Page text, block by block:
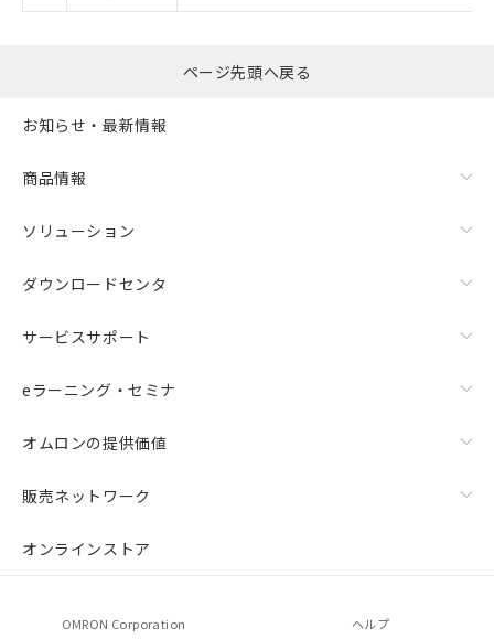
ページ先頭へ戻る
お知らせ・最新情報
商品情報
ソリューション
ダウンロードセンタ
サービスサポート
eラーニング・セミナ
オムロンの提供価値
販売ネットワーク
オンラインストア
OMRON Corporation ヘルプ